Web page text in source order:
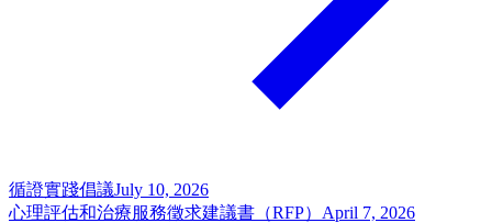
循證實踐倡議July 10, 2026
心理評估和治療服務徵求建議書（RFP） April 7, 2026